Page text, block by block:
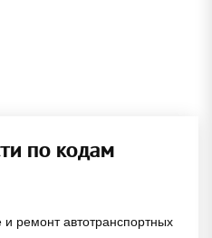
по кодам
ремонт автотранспортных